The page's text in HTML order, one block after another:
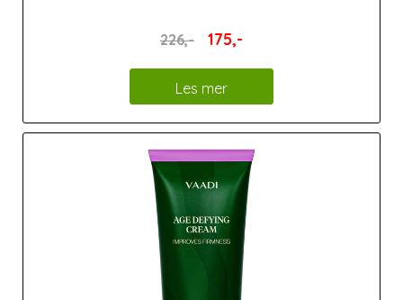
226,- 175,-
Les mer